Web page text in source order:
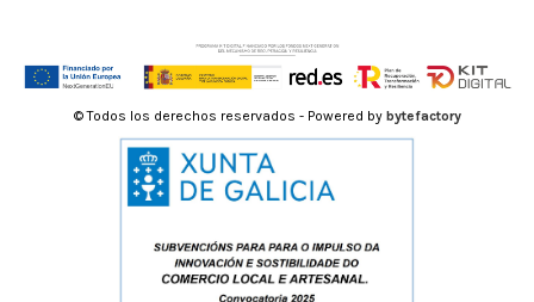
© Todos los derechos reservados - Powered by bytefactory